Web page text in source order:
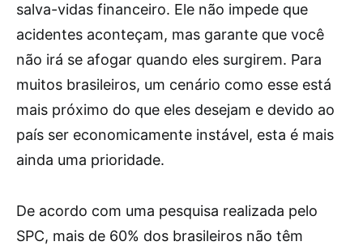
salva-vidas financeiro. Ele não impede que
acidentes aconteçam, mas garante que você
não irá se afogar quando eles surgirem. Para
muitos brasileiros, um cenário como esse está
mais próximo do que eles desejam e devido ao
país ser economicamente instável, esta é mais
ainda uma prioridade.
De acordo com uma pesquisa realizada pelo
SPC, mais de 60% dos brasileiros não têm